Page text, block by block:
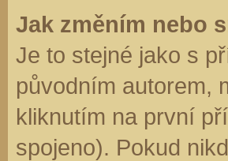
Jak změním nebo
Je to stejné jako s
původním autorem,
kliknutím na první
spojeno). Pokud